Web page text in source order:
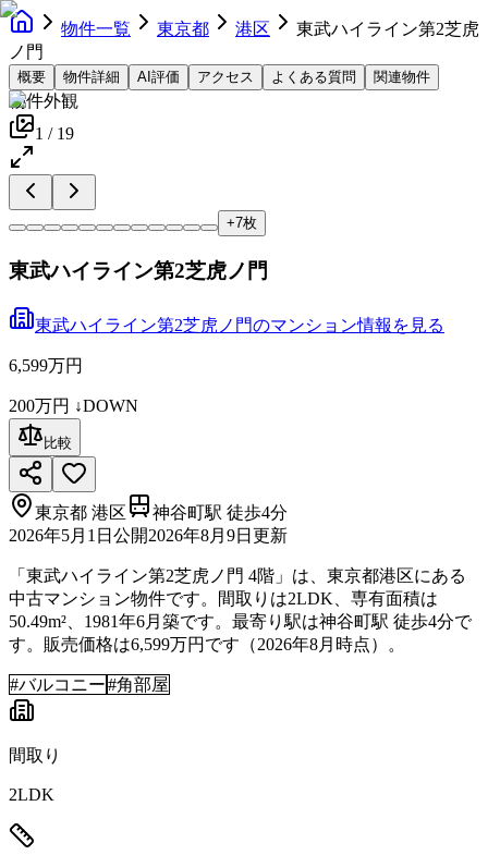
物件一覧 東京都 港区
東武ハイライン第2芝虎
ノ門
概要 物件詳細 AI評価 アクセス よくある質問 関連物件
物件外観
1 / 19
+7枚
東武ハイライン第2芝虎ノ門
東武ハイライン第2芝虎ノ門のマンション情報を見る
6,599万円
200万円 ↓DOWN
比較
東京都 港区
神谷町駅 徒歩4分
2026年5月1日 公開2026年8月9日 更新
「東武ハイライン第2芝虎ノ門 4階」は、東京都港区にある
中古マンション物件です。間取りは2LDK、専有面積は
50.49m²、1981年6月築です。最寄り駅は神谷町駅 徒歩4分で
す。販売価格は6,599万円です（2026年8月時点）。
#バルコニー#角部屋
間取り
2LDK